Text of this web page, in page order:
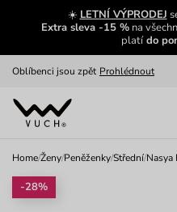
☀️ LETNÍ VÝPRODEJ
Extra sleva -15 % na
platído
Zajímavosti ze světa Vuch:
Zobrazit
Oblíbenci jsou zpět Prohlédnout
Nech se inspirovat
Home/Ženy/Peněženky/Střední/Nasya
-28%